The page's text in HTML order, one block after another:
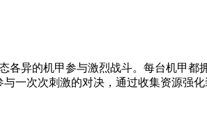
各异的机甲参与激烈战斗。每台机甲
一次次刺激的对决，通过收集资源强